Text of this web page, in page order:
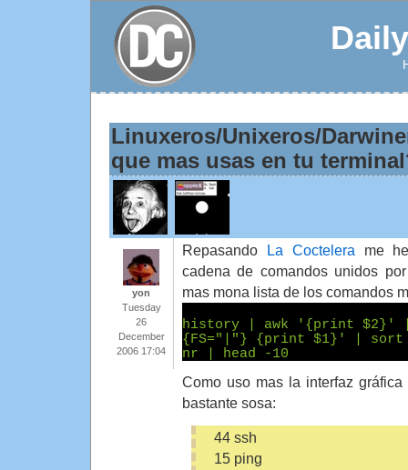
Linuxeros/Unixeros/
que mas usas en tu
yon
Tuesday
26
December
2006 17:04
Repasando La Coctelera me
cadena de comandos unidos
mas mona lista de los comandos
history | awk '{print $2}' |
{FS="|"} {print $1}' |
nr | head -10
Como uso mas la interfaz
bastante sosa:
44 ssh
15 ping